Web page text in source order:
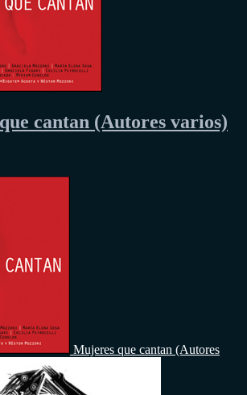
cantan (Autores varios)
Mujeres que cantan (Autores